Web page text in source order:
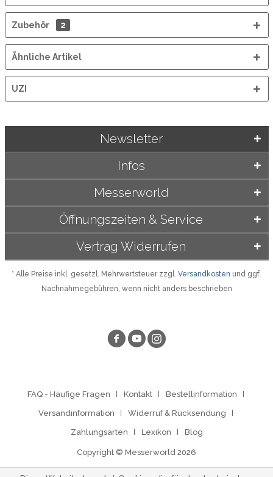
Zubehör 2
Ähnliche Artikel
UZI
Öffnungszeiten & Service
Infos
Messerworld
Newsletter
Vertrag Widerrufen
* Alle Preise inkl. gesetzl. Mehrwertsteuer zzgl. Versandkosten und ggf.
Nachnahmegebühren, wenn nicht anders beschrieben
FAQ - Häufige Fragen Kontakt Bestellinformation
Versandinformation Widerruf & Rücksendung
Zahlungsarten Lexikon Blog
Copyright © Messerworld 2026